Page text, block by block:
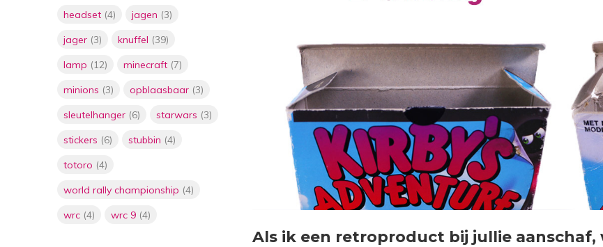
Als ik een retroproduct bij jullie
headset (4) jagen (3)
jager (3) knuffel (39)
lamp (12) minecraft (7)
minions (3) opblaasbaar (3)
sleutelhanger (6) starwars (3)
stickers (6) stubbin (4)
totoro (4)
world rally championship (4)
wrc (4) wrc 9 (4)